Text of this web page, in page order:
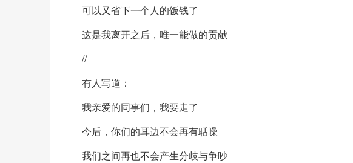
可以又省下一个人的饭钱了
这是我离开之后，唯一能做的贡献
//
有人写道：
我亲爱的同事们，我要走了
今后，你们的耳边不会再有聒噪
我们之间再也不会产生分歧与争吵